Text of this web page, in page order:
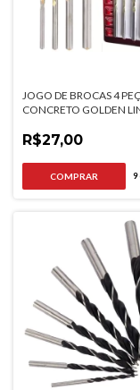
JOGO DE BROCAS 4
CONCRETO GOLDEN
R$27,00
9